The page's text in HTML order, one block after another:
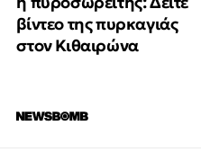
βίντεο της πυρκαγιάς
στον Κιθαιρώνα